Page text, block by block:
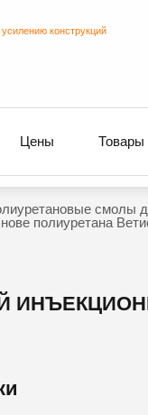
конструкций
Цены Товары
смолы
полиуретана